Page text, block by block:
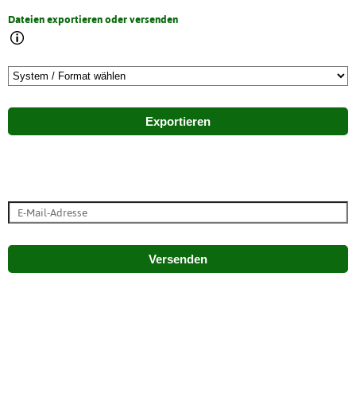
Dateien exportieren oder versenden
Exportieren
Versenden